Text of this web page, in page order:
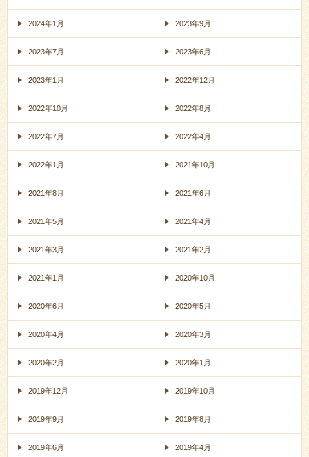
2024年1月 2023年9月
2023年7月 2023年6月
2023年1月 2022年12月
2022年10月 2022年8月
2022年7月 2022年4月
2022年1月 2021年10月
2021年8月 2021年6月
2021年5月 2021年4月
2021年3月 2021年2月
2021年1月 2020年10月
2020年6月 2020年5月
2020年4月 2020年3月
2020年2月 2020年1月
2019年12月 2019年10月
2019年9月 2019年8月
2019年6月 2019年4月